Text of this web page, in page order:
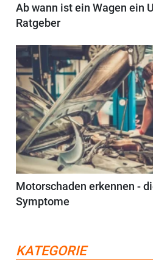
Ab wann ist ein Wagen ein
Ratgeber
Motorschaden erkennen -
Symptome
KATEGORIE